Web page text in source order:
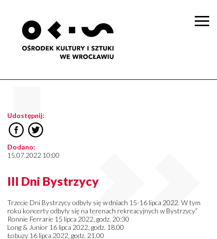
Udostępnij:
Dodano:
15.07.2022 10:00
III Dni Bystrzycy
Trzecie Dni Bystrzycy odbyły się w dniach 15-16 lipca 2022. W tym
roku koncerty odbyły się na terenach rekreacyjnych w Bystrzycy”
Ronnie Ferrarie 15 lipca 2022, godz. 20:30
Long & Junior 16 lipca 2022, godz. 18.00
Łobuzy 16 lipca 2022, godz. 21.00